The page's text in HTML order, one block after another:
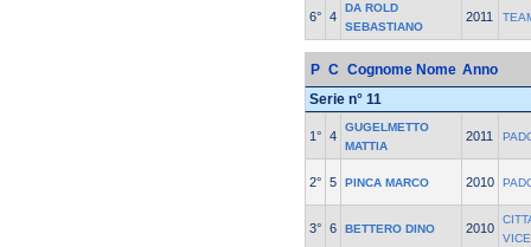
6° 4
DA ROLD
SEBASTIANO
2011
P C Cognome Nome Anno
Serie n° 11
1° 4
GUGELMETTO
MATTIA
2011
2° 5 PINCA MARCO 2010
3° 6 BETTERO DINO 2010